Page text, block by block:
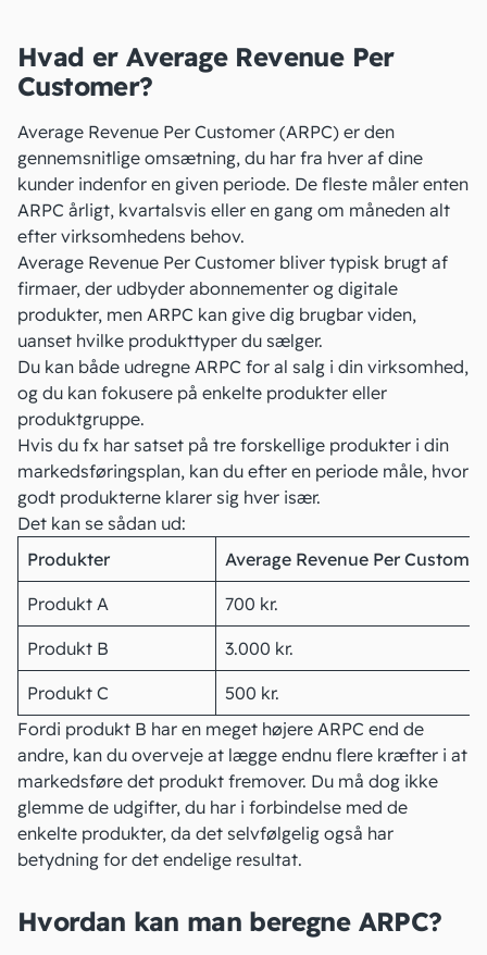
Hvad er Average Revenue Per
Customer?
Average Revenue Per Customer (ARPC) er den
gennemsnitlige omsætning, du har fra hver af dine
kunder indenfor en given periode. De fleste måler enten
ARPC årligt, kvartalsvis eller en gang om måneden alt
efter virksomhedens behov.
Average Revenue Per Customer bliver typisk brugt af
firmaer, der udbyder abonnementer og digitale
produkter, men ARPC kan give dig brugbar viden,
uanset hvilke produkttyper du sælger.
Du kan både udregne ARPC for al salg i din virksomhed,
og du kan fokusere på enkelte produkter eller
produktgruppe.
Hvis du fx har satset på tre forskellige produkter i din
markedsføringsplan, kan du efter en periode måle, hvor
godt produkterne klarer sig hver især.
Det kan se sådan ud:
Produkter
Average Revenue Per
Produkt A 700 kr.
Produkt B 3.000 kr.
Produkt C
500 kr.
Fordi produkt B har en meget højere ARPC end de
andre, kan du overveje at lægge endnu flere kræfter i at
markedsføre det produkt fremover. Du må dog ikke
glemme de udgifter, du har i forbindelse med de
enkelte produkter, da det selvfølgelig også har
betydning for det endelige resultat.
Hvordan kan man beregne ARPC?